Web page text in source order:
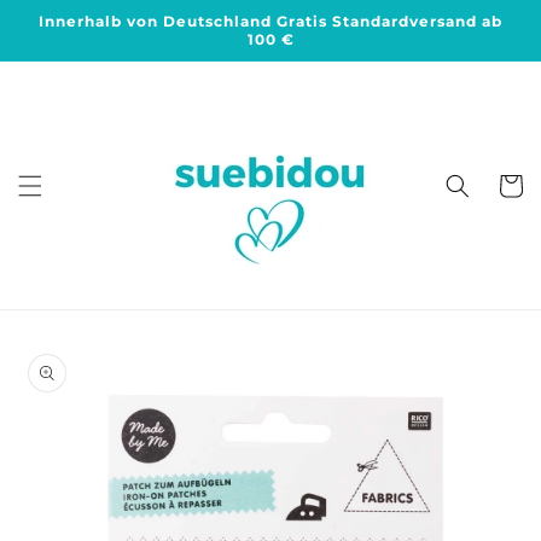
zum
Innerhalb von Deutschland Gratis Standardversand ab
100 €